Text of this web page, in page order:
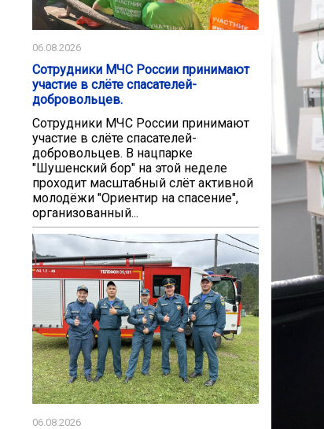
06.08.2026
Сотрудники МЧС России принимают
участие в слёте спасателей-
добровольцев.
Сотрудники МЧС России принимают
участие в слёте спасателей-
добровольцев. В нацпарке
"Шушенский бор" на этой неделе
проходит масштабный слёт активной
молодёжи "Ориентир на спасение",
организованный...
06.08.2026